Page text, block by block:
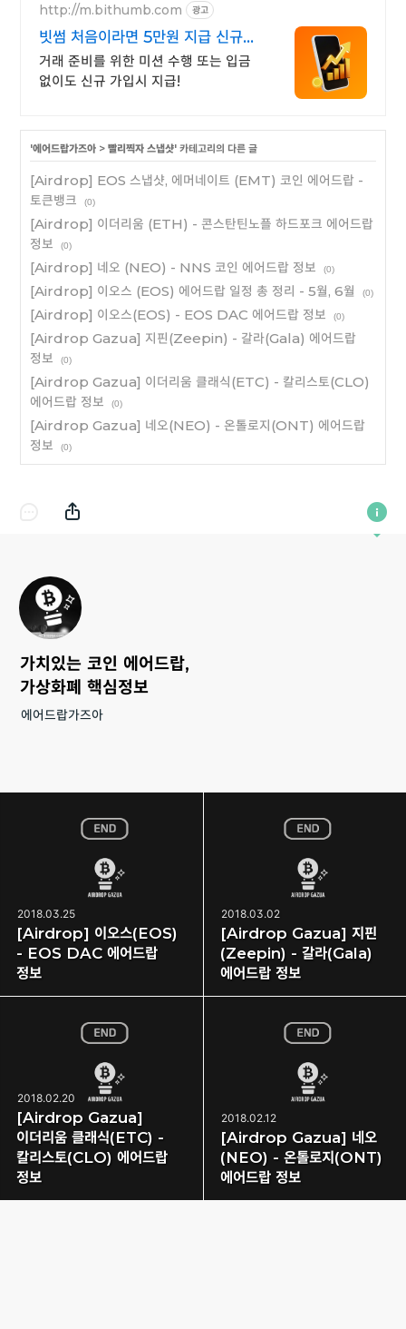
http://m.bithumb.com 광고
빗썸 처음이라면 5만원 지급 신규
가입 시 5만원 혜택
거래 준비를 위한 미션 수행 또는 입금
없이도 신규 가입시 지급!
'에어드랍가즈아 > 빨리찍자 스냅샷' 카테고리의 다른 글
[Airdrop] EOS 스냅샷, 에머네이트 (EMT) 코인 에어드랍 -
토큰뱅크
(0)
[Airdrop] 이더리움 (ETH) - 콘스탄틴노플 하드포크 에어드랍
정보
(0)
[Airdrop] 네오 (NEO) - NNS 코인 에어드랍 정보 (0)
[Airdrop] 이오스 (EOS) 에어드랍 일정 총 정리 - 5월, 6월 (0)
[Airdrop] 이오스(EOS) - EOS DAC 에어드랍 정보 (0)
[Airdrop Gazua] 지핀(Zeepin) - 갈라(Gala) 에어드랍
정보
(0)
[Airdrop Gazua] 이더리움 클래식(ETC) - 칼리스토(CLO)
에어드랍 정보
(0)
[Airdrop Gazua] 네오(NEO) - 온톨로지(ONT) 에어드랍
정보
(0)
가치있는 코인 에어드랍,
가상화폐 핵심정보
에어드랍가즈아
2018.03.25
[Airdrop] 이오스(EOS)
- EOS DAC 에어드랍
정보
2018.03.02
[Airdrop Gazua] 지핀
(Zeepin) - 갈라(Gala)
에어드랍 정보
2018.02.20
[Airdrop Gazua]
이더리움 클래식(ETC) -
칼리스토(CLO) 에어드랍
정보
2018.02.12
[Airdrop Gazua] 네오
(NEO) - 온톨로지(ONT)
에어드랍 정보